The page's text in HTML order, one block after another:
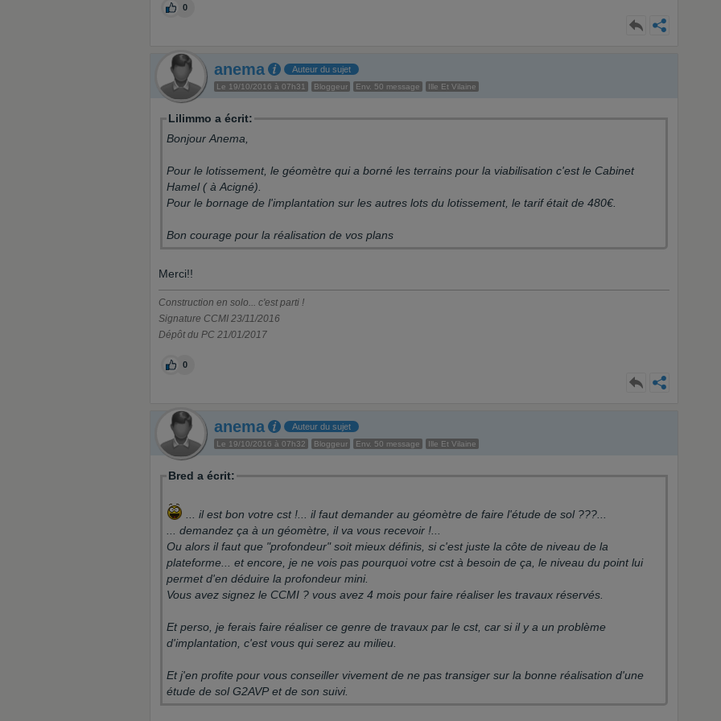
0
anema Auteur du sujet
Le 19/10/2016 à 07h31 Bloggeur Env. 50 message Ille Et Vilaine
Lilimmo a écrit:
Bonjour Anema,
Pour le lotissement, le géomètre qui a borné les terrains pour la viabilisation c'est le Cabinet
Hamel ( à Acigné).
Pour le bornage de l'implantation sur les autres lots du lotissement, le tarif était de 480€.
Bon courage pour la réalisation de vos plans
Merci!!
Construction en solo... c'est parti !
Signature CCMI 23/11/2016
Dépôt du PC 21/01/2017
0
anema Auteur du sujet
Le 19/10/2016 à 07h32 Bloggeur Env. 50 message Ille Et Vilaine
Bred a écrit:
... il est bon votre cst !... il faut demander au géomètre de faire l'étude de sol ???...
... demandez ça à un géomètre, il va vous recevoir !...
Ou alors il faut que "profondeur" soit mieux définis, si c'est juste la côte de niveau de la
plateforme... et encore, je ne vois pas pourquoi votre cst à besoin de ça, le niveau du point lui
permet d'en déduire la profondeur mini.
Vous avez signez le CCMI ? vous avez 4 mois pour faire réaliser les travaux réservés.
Et perso, je ferais faire réaliser ce genre de travaux par le cst, car si il y a un problème
d'implantation, c'est vous qui serez au milieu.
Et j'en profite pour vous conseiller vivement de ne pas transiger sur la bonne réalisation d'une
étude de sol G2AVP et de son suivi.